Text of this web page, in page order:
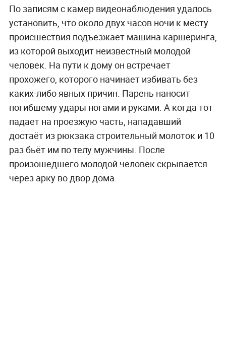
По записям с камер видеонаблюдения удалось
установить, что около двух часов ночи к месту
происшествия подъезжает машина каршеринга,
из которой выходит неизвестный молодой
человек. На пути к дому он встречает
прохожего, которого начинает избивать без
каких-либо явных причин. Парень наносит
погибшему удары ногами и руками. А когда тот
падает на проезжую часть, нападавший
достаёт из рюкзака строительный молоток и 10
раз бьёт им по телу мужчины. После
произошедшего молодой человек скрывается
через арку во двор дома.